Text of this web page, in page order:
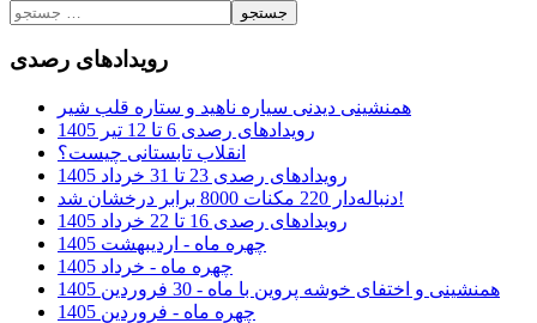
جستجو
رویدادهای رصدی
همنشینی دیدنی سیاره ناهید و ستاره قلب شیر
رویدادهای رصدی 6 تا 12 تیر 1405
انقلاب تابستانی چیست؟
رویدادهای رصدی 23 تا 31 خرداد 1405
دنباله‌دار 220 مکنات 8000 برابر درخشان شد!
رویدادهای رصدی 16 تا 22 خرداد 1405
چهره ماه - اردیبهشت 1405
چهره ماه - خرداد 1405
همنشینی و اختفای خوشه پروین با ماه - 30 فروردین 1405
چهره ماه - فروردین 1405